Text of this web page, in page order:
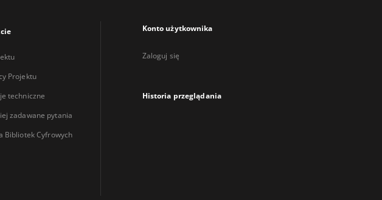
Projektu
techniczne
zadawane pytania
Bibliotek Cyfrowych
Konto użytkownika
Zaloguj się
Historia przeglądania